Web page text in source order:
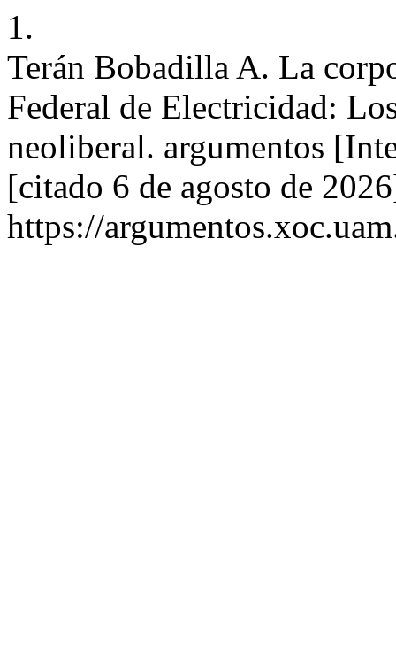
1.
Terán Bobadilla A. La
Federal de Electricidad:
neoliberal. argumentos
[citado 6 de agosto de
https://